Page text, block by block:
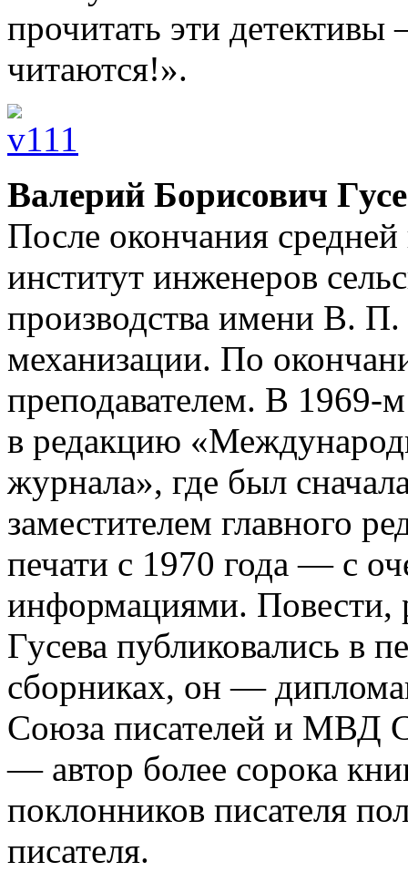
прочитать эти
читаются!».
Валерий Борисович
После окончания
институт инженеров
производства имени В. П.
механизации. По
преподавателем. В
в редакцию
журнала», где был
заместителем главного
печати с 1970 года — с
информациями. Повести,
Гусева публиковались в
сборниках, он —
Союза писателей и МВД
— автор более сорока
поклонников писателя
писателя.